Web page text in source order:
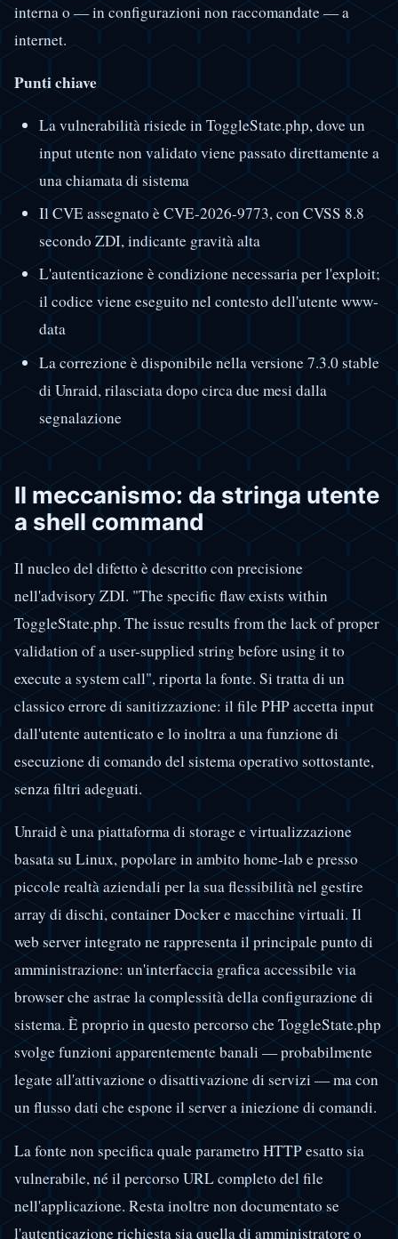
interna o — in configurazioni non raccomandate — a
internet.
Punti chiave
La vulnerabilità risiede in ToggleState.php, dove un
input utente non validato viene passato direttamente a
una chiamata di sistema
Il CVE assegnato è CVE-2026-9773, con CVSS 8.8
secondo ZDI, indicante gravità alta
L'autenticazione è condizione necessaria per l'exploit;
il codice viene eseguito nel contesto dell'utente www-
data
La correzione è disponibile nella versione 7.3.0 stable
di Unraid, rilasciata dopo circa due mesi dalla
segnalazione
Il meccanismo: da stringa utente
a shell command
Il nucleo del difetto è descritto con precisione
nell'advisory ZDI. "The specific flaw exists within
ToggleState.php. The issue results from the lack of proper
validation of a user-supplied string before using it to
execute a system call", riporta la fonte. Si tratta di un
classico errore di sanitizzazione: il file PHP accetta input
dall'utente autenticato e lo inoltra a una funzione di
esecuzione di comando del sistema operativo sottostante,
senza filtri adeguati.
Unraid è una piattaforma di storage e virtualizzazione
basata su Linux, popolare in ambito home-lab e presso
piccole realtà aziendali per la sua flessibilità nel gestire
array di dischi, container Docker e macchine virtuali. Il
web server integrato ne rappresenta il principale punto di
amministrazione: un'interfaccia grafica accessibile via
browser che astrae la complessità della configurazione di
sistema. È proprio in questo percorso che ToggleState.php
svolge funzioni apparentemente banali — probabilmente
legate all'attivazione o disattivazione di servizi — ma con
un flusso dati che espone il server a iniezione di comandi.
La fonte non specifica quale parametro HTTP esatto sia
vulnerabile, né il percorso URL completo del file
nell'applicazione. Resta inoltre non documentato se
l'autenticazione richiesta sia quella di amministratore o